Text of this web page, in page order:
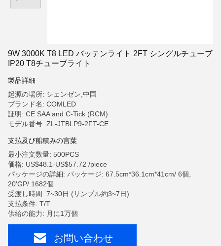
9W 3000K T8 LED バッテンライト 2FT シングルチューブ
IP20 T8チューブライト
製品詳細
起源の場所: シェンゼン,中国
ブランド名: COMLED
証明: CE SAA and C-Tick (RCM)
モデル番号: ZL-JTBLP9-2FT-CE
支払及び船積みの言葉
最小注文数量: 500PCS
価格: US$48.1-US$57.72 /piece
パッケージの詳細: パッケージ: 67.5cm*36.1cm*41cm/ 6個,
20'GP/ 1682個
受渡し時間: 7~30日 (サンプル約3~7日)
支払条件: T/T
供給の能力: 月に1万個
お問い合わせ